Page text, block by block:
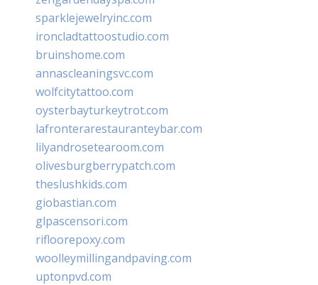
sparklejewelryinc.com
ironcladtattoostudio.com
bruinshome.com
annascleaningsvc.com
wolfcitytattoo.com
oysterbayturkeytrot.com
lafronterarestauranteybar.com
lilyandrosetearoom.com
olivesburgberrypatch.com
theslushkids.com
giobastian.com
glpascensori.com
rifloorepoxy.com
woolleymillingandpaving.com
uptonpvd.com